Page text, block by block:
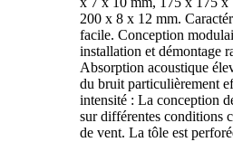
200 x 8 x 12 mm.
facile. Conception
installation et démontage
Absorption acoustique
du bruit particulièrement
intensité : La conception
sur différentes conditions
de vent. La tôle est